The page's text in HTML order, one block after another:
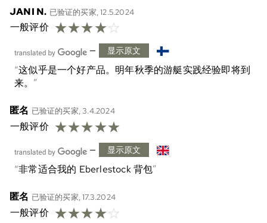
JANI N. 已验证的买家, 12.5.2024
一般评价 ☆☆☆☆☆
— 显示原文
这似乎是一个好产品。明年秋季的游艇实践经验即将到
来。
匿名 已验证的买家, 3.4.2024
一般评价 ☆☆☆☆☆
— 显示原文
非常适合我的 Eberlestock 背包
匿名 已验证的买家, 17.3.2024
一般评价 ☆☆☆☆☆